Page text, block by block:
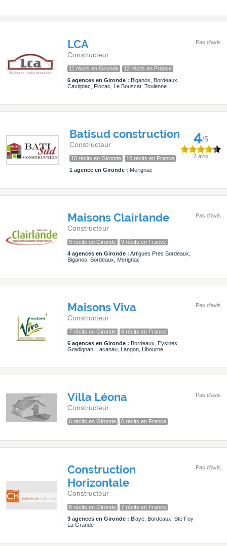
LCA
Constructeur
11 récits en Gironde
12 récits en France
6 agences en Gironde : Biganos, Bordeaux,
Cavignac, Floirac, Le Bouscat, Toulenne
Pas d'avis
Batisud construction
Constructeur
10 récits en Gironde
10 récits en France
1 agence en Gironde : Merignac
4/5
2 avis
Maisons Clairlande
Constructeur
9 récits en Gironde
9 récits en France
4 agences en Gironde : Artigues Pres Bordeaux,
Biganos, Bordeaux, Merignac
Pas d'avis
Maisons Viva
Constructeur
7 récits en Gironde
8 récits en France
6 agences en Gironde : Bordeaux, Eysines,
Gradignan, Lacanau, Langon, Libourne
Pas d'avis
Villa Léona
Constructeur
6 récits en Gironde 6 récits en France
Pas d'avis
Construction
Horizontale
Constructeur
6 récits en Gironde
7 récits en France
3 agences en Gironde : Blaye, Bordeaux, Ste Foy
La Grande
Pas d'avis